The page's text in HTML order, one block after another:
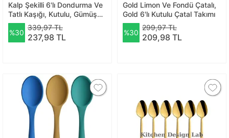
Kalp Şekilli 6'lı Dondurma Ve
Tatlı Kaşığı, Kutulu, Gümüş
Renk 6 Adet
%30
339,97 TL
237,98 TL
Gold Limon Ve Fondü Çatalı,
Gold 6'lı Kutulu Çatal Takımı
%30
299,97 TL
209,98 TL